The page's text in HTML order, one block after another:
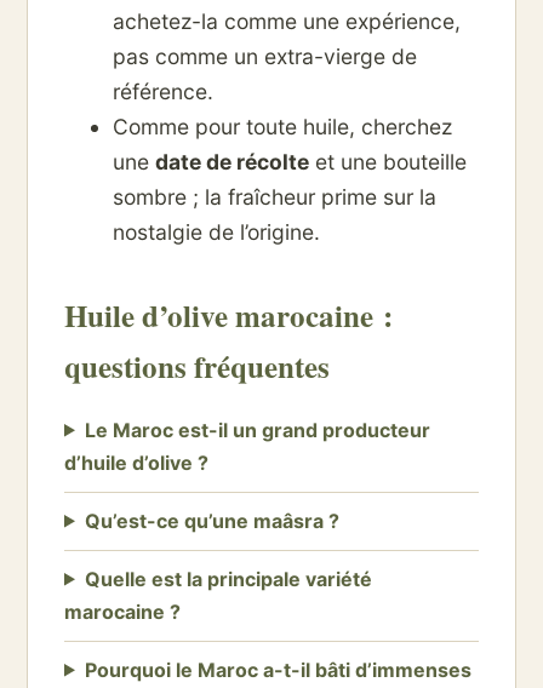
achetez-la comme une expérience,
pas comme un extra-vierge de
référence.
Comme pour toute huile, cherchez
une date de récolte et une bouteille
sombre ; la fraîcheur prime sur la
nostalgie de l’origine.
Huile d’olive marocaine :
questions fréquentes
Le Maroc est-il un grand producteur
d’huile d’olive ?
Qu’est-ce qu’une maâsra ?
Quelle est la principale variété
marocaine ?
Pourquoi le Maroc a-t-il bâti d’immenses